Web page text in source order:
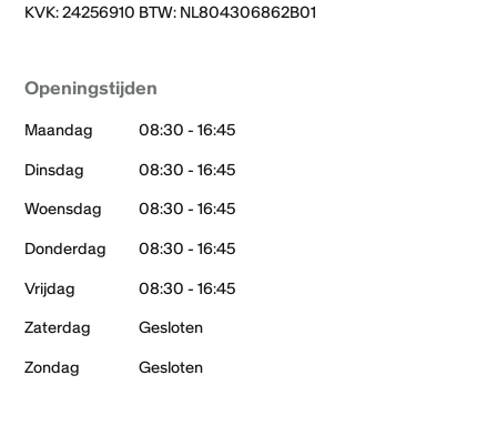
KVK: 24256910 BTW: NL804306862B01
Openingstijden
Maandag
08:30 - 16:45
Dinsdag
08:30 - 16:45
Woensdag
08:30 - 16:45
Donderdag
08:30 - 16:45
Vrijdag
08:30 - 16:45
Zaterdag
Gesloten
Zondag
Gesloten